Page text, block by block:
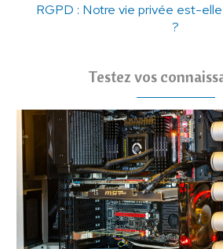
RGPD : Notre vie privée est-
?
Testez vos